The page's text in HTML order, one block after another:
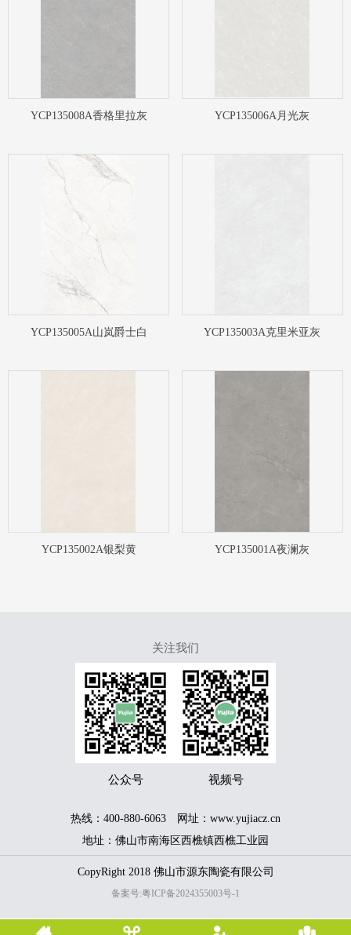
YCP135008A香格里拉灰 YCP135006A月光灰
YCP135005A山岚爵士白 YCP135003A克里米亚灰
YCP135002A银梨黄 YCP135001A夜澜灰
400-889-6680
关注我们
公众号 视频号
热线：400-880-6063 网址：www.yujiacz.cn
地址：佛山市南海区西樵镇西樵工业园
CopyRight 2018 佛山市源东陶瓷有限公司
备案号:粤ICP备2024355003号-1